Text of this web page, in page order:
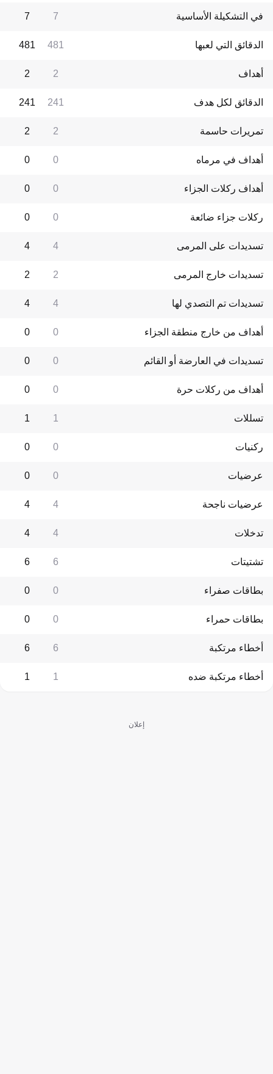
في التشكيلة الأساسية 7
7
الدقائق التي لعبها 481
481
أهداف 2
2
الدقائق لكل هدف 241
241
تمريرات حاسمة 2
2
أهداف في مرماه 0
0
أهداف ركلات الجزاء 0
0
ركلات جزاء ضائعة 0
0
تسديدات على المرمى 4
4
تسديدات خارج المرمى 2
2
تسديدات تم التصدي لها 4
4
أهداف من خارج منطقة الجزاء 0
0
تسديدات في العارضة أو القائم 0
0
أهداف من ركلات حرة 0
0
تسللات 1
1
ركنيات 0
0
عرضيات 0
0
عرضيات ناجحة 4
4
تدخلات 4
4
تشتيتات 6
6
بطاقات صفراء 0
0
بطاقات حمراء 0
0
أخطاء مرتكبة 6
6
أخطاء مرتكبة ضده 1
1
إعلان